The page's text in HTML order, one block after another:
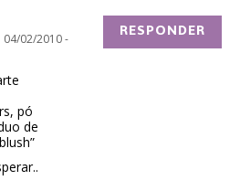
04/02/2010 -
pó
de
RESPONDER